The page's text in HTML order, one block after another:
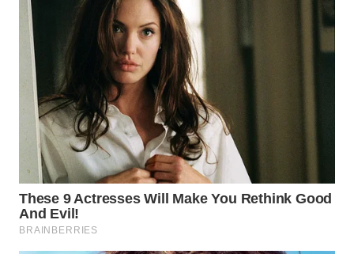
WAHANA
WAHANA
ADVOKAT
WAHANA
INFRASTRUKTUR
WAHANA
KONSUMEN